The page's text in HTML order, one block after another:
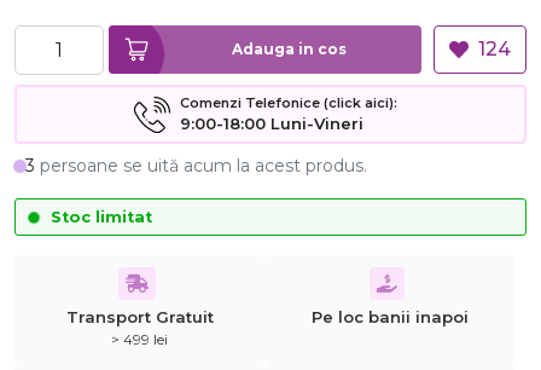
Adauga in cos 124
Comenzi Telefonice (click aici):
9:00-18:00 Luni-Vineri
3 persoane se uită acum la acest produs.
Stoc limitat
Transport Gratuit
> 499 lei
Pe loc banii inapoi